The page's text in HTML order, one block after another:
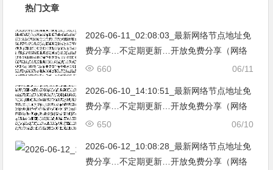
热门文章
2026-06-11_02:08:03_最新网络节点地址免
费分享…不定期更新…开放免费分享（网络
免费节点香港|日本|韩国|新加坡|台湾|马来西
06/11
660
2026-06-10_14:10:51_最新网络节点地址免
费分享…不定期更新…开放免费分享（网络
免费节点香港|日本|韩国|新加坡|台湾|马来西
06/10
650
2026-06-12_10:08:28_最新网络节点地址免
费分享…不定期更新…开放免费分享（网络